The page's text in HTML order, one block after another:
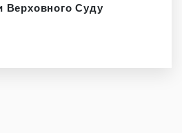
Верховного Суду